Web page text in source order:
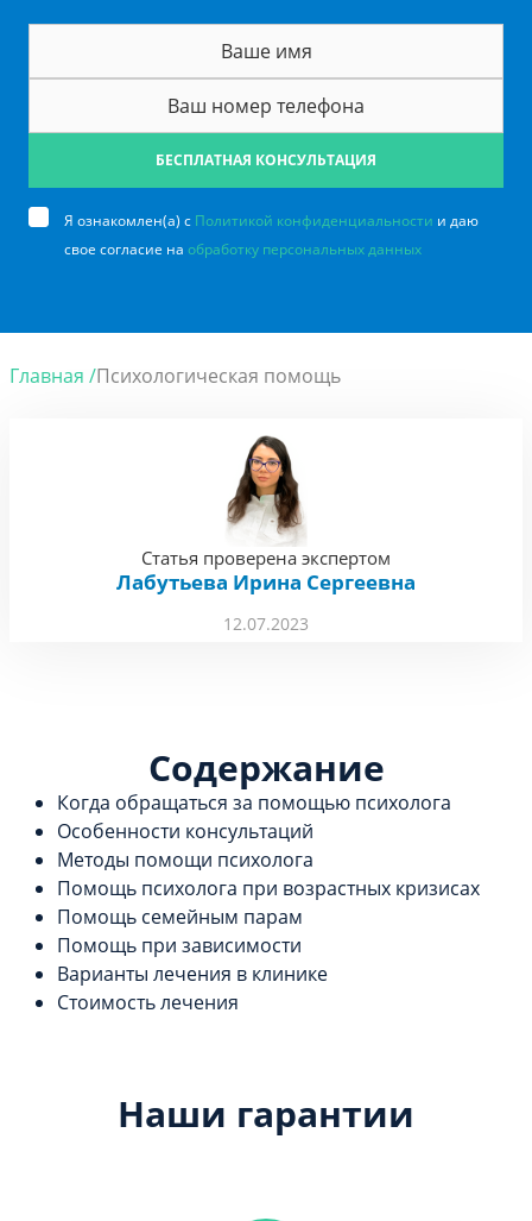
БЕСПЛАТНАЯ КОНСУЛЬТАЦИЯ
Я ознакомлен(а) с Политикой конфиденциальности и даю
свое согласие на обработку персональных данных
Главная /Психологическая помощь
12.07.2023
Статья проверена экспертом
Лабутьева Ирина Сергеевна
Содержание
Когда обращаться за помощью психолога
Особенности консультаций
Методы помощи психолога
Помощь психолога при возрастных кризисах
Помощь семейным парам
Помощь при зависимости
Варианты лечения в клинике
Стоимость лечения
Наши гарантии